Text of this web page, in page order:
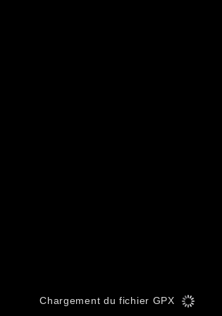
Chargement du fichier GPX